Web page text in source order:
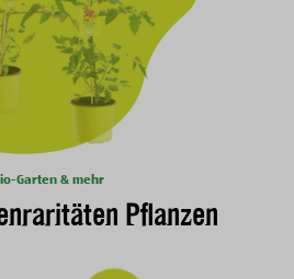
Garten & mehr
Pflanzen